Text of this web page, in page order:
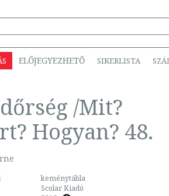
ELŐJEGYEZHETŐ SIKERLISTA
/Mit?
Hogyan? 48.
keménytábla
Scolar Kiadó